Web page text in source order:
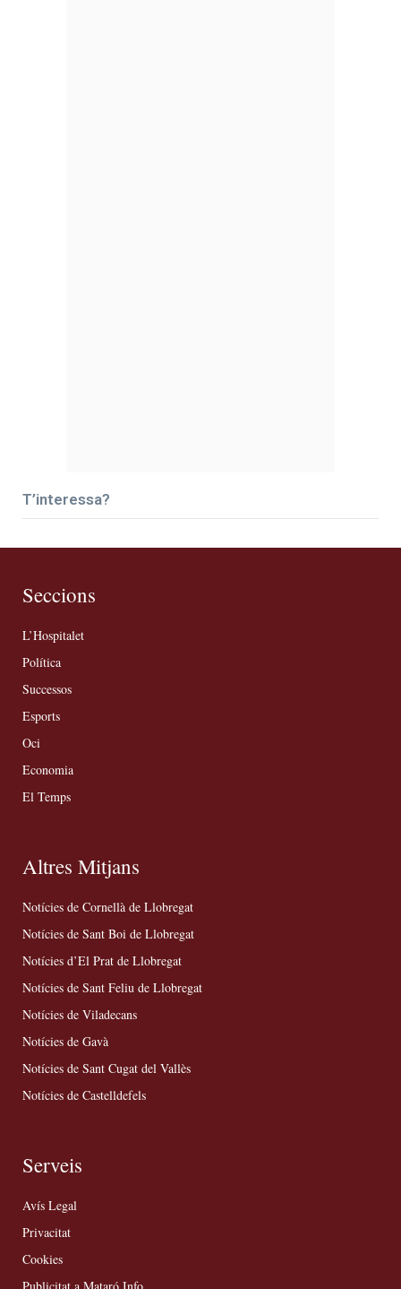
T’interessa?
Seccions
L’Hospitalet
Política
Successos
Esports
Oci
Economia
El Temps
Altres Mitjans
Notícies de Cornellà de Llobregat
Notícies de Sant Boi de Llobregat
Notícies d’El Prat de Llobregat
Notícies de Sant Feliu de Llobregat
Notícies de Viladecans
Notícies de Gavà
Notícies de Sant Cugat del Vallès
Notícies de Castelldefels
Serveis
Avís Legal
Privacitat
Cookies